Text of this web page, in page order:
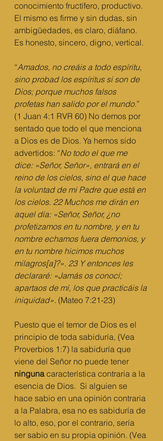
conocimiento fructífero, productivo.
El mismo es firme y sin dudas, sin
ambigüedades, es claro, diáfano.
Es honesto, sincero, digno, vertical.
“Amados, no creáis a todo espíritu,
sino probad los espíritus si son de
Dios; porque muchos falsos
profetas han salido por el mundo.”
(1 Juan 4:1 RVR 60) No demos por
sentado que todo el que menciona
a Dios es de Dios. Ya hemos sido
advertidos: “No todo el que me
dice: «Señor, Señor», entrará en el
reino de los cielos, sino el que hace
la voluntad de mi Padre que está en
los cielos. 22 Muchos me dirán en
aquel día: «Señor, Señor, ¿no
profetizamos en tu nombre, y en tu
nombre echamos fuera demonios, y
en tu nombre hicimos muchos
milagros[a]?». 23 Y entonces les
declararé: «Jamás os conocí;
apartaos de mí, los que practicáis la
iniquidad». (Mateo 7:21-23)
Puesto que el temor de Dios es el
principio de toda sabiduría, (Vea
Proverbios 1:7) la sabiduría que
viene del Señor no puede tener
ninguna característica contraria a la
esencia de Dios.  Si alguien se
hace sabio en una opinión contraria
a la Palabra, esa no es sabiduría de
lo alto, eso, por el contrario, sería
ser sabio en su propia opinión. (Vea